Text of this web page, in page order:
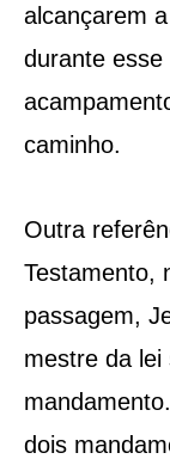
alcançarem
durante
caminho.
Outra
Testamento,
passagem,
mestre da lei
dois